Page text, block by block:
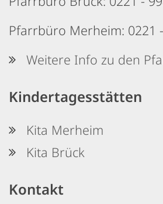
Pfarrbüro Merheim: 0221
Weitere Info zu den
Kindertagesstätten
Kita Merheim
Kita Brück
Kontakt